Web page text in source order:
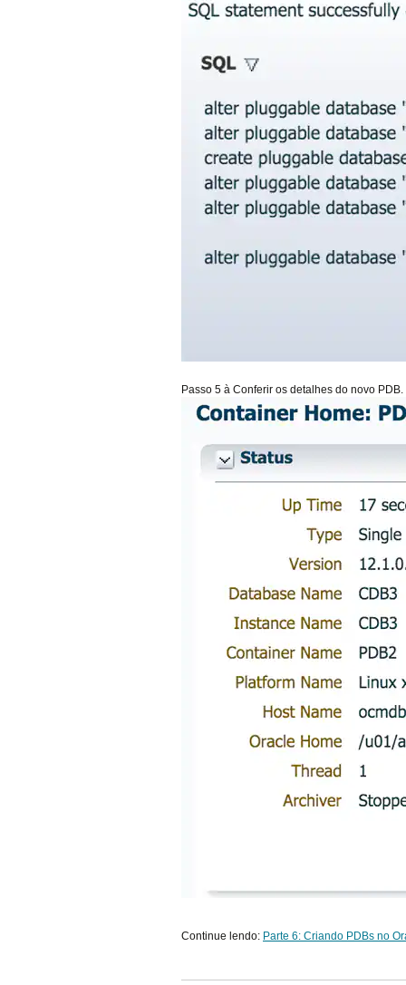
Passo 5 à Conferir os detalhes do novo PDB.
Continue lendo: Parte 6: Criando PDBs no